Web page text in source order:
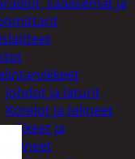
Johdot ja laturit
Kotelot ja telineet
ja